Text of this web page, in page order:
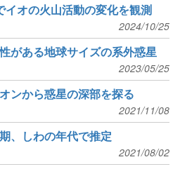
イオの火山活動の変化を観測
2024/10/25
がある地球サイズの系外惑星
2023/05/25
ンから惑星の深部を探る
2021/11/08
、しわの年代で推定
2021/08/02